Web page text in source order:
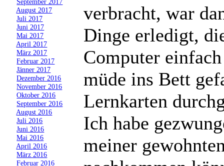
August 2017
»Juli 2017
»Juni 2017
»Mai 2017
April 2017
»März 2017
»Februar 2017
»Jänner 2017
»Dezember 2016
»November 2016
»Oktober 2016
September 2016
August 2016
»Juli 2016
»Juni 2016
»Mai 2016
April 2016
»März 2016
»Februar 2016
verbracht, war
Dinge erledigt,
Computer
müde ins Bett
Lernkarten
Ich habe
meiner